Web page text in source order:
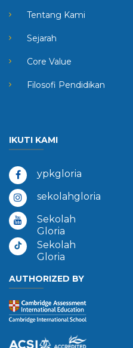
Tentang Kami
Sejarah
Core Value
Filosofi Pendidikan
IKUTI KAMI
ypkgloria
sekolahgloria
Sekolah
Gloria
Sekolah
Gloria
AUTHORIZED BY